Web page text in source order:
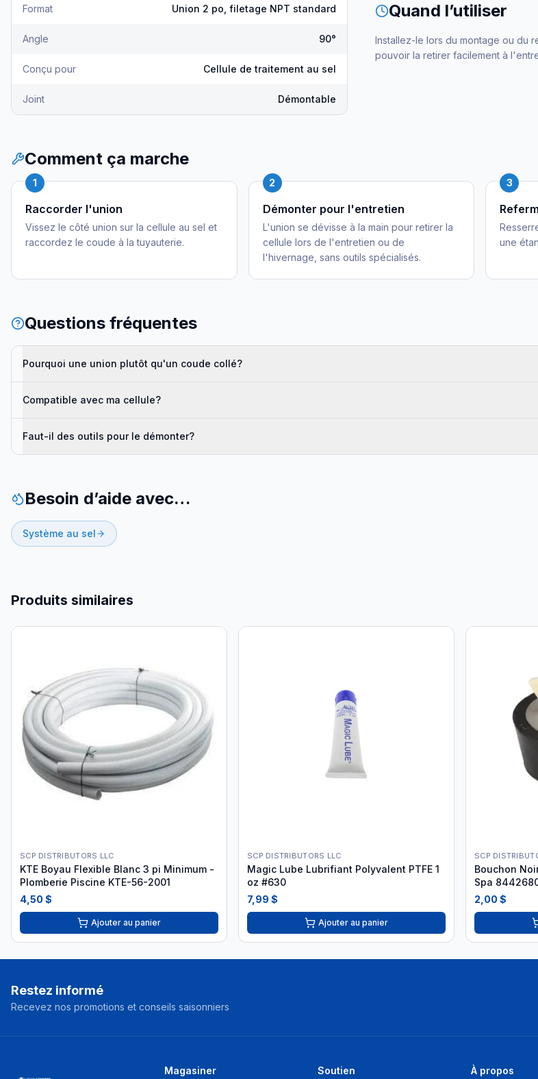
Format Union 2 po, filetage NPT standard
Angle 90°
Conçu pour Cellule de traitement au sel
Joint Démontable
Quand l’utiliser
Installez-le lors du montage ou du
pouvoir la retirer facilement à
Comment ça marche
1
Raccorder l'union
Vissez le côté union sur la cellule au sel et
raccordez le coude à la tuyauterie.
2
Démonter pour l'entretien
L'union se dévisse à la main pour retirer la
cellule lors de l'entretien ou de
l'hivernage, sans outils spécialisés.
3
une
Questions fréquentes
Pourquoi une union plutôt qu'un coude collé?
Compatible avec ma cellule?
Faut-il des outils pour le démonter?
Besoin d’aide avec…
Système au sel
Produits similaires
SCP DISTRIBUTORS LLC
KTE Boyau Flexible Blanc 3 pi Minimum -
Plomberie Piscine KTE-56-2001
4,50 $
Ajouter au panier
SCP DISTRIBUTORS LLC
Magic Lube Lubrifiant Polyvalent PTFE 1
oz #630
7,99 $
Ajouter au panier
SCP
Bouchon
Spa
2,00 $
Restez informé
Recevez nos promotions et conseils saisonniers
Magasiner Soutien À propos